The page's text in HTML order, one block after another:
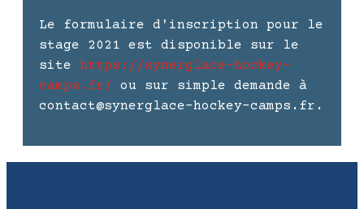
Le formulaire d'inscription pour le
stage 2021 est disponible sur le
site https://synerglace-hockey-
camps.fr/
ou sur simple demande à
contact@synerglace-hockey-camps.fr.